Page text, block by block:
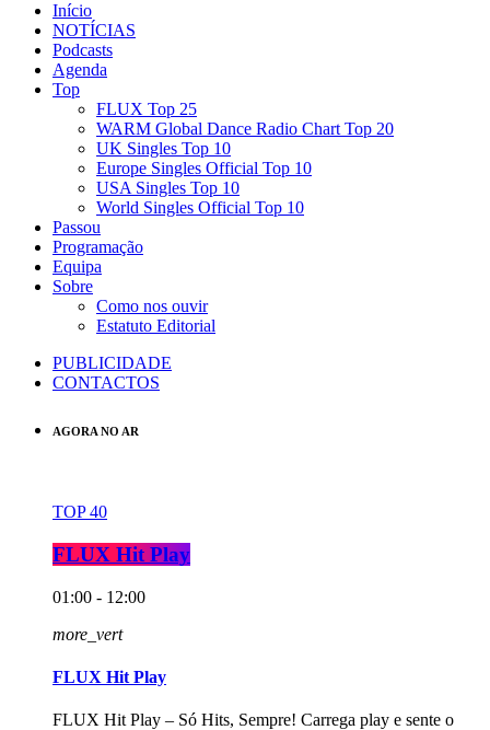
Início
NOTÍCIAS
Podcasts
Agenda
Top
FLUX Top 25
WARM Global Dance Radio Chart Top 20
UK Singles Top 10
Europe Singles Official Top 10
USA Singles Top 10
World Singles Official Top 10
Passou
Programação
Equipa
Sobre
Como nos ouvir
Estatuto Editorial
PUBLICIDADE
CONTACTOS
AGORA NO AR
TOP 40
FLUX Hit Play
01:00 - 12:00
more_vert
FLUX Hit Play
FLUX Hit Play – Só Hits, Sempre! Carrega play e sente o